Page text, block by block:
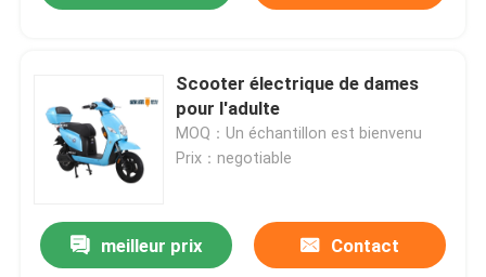
Maison
Scooter électrique de dames
pour l'adulte
MOQ：Un échantillon est bienvenu
Prix：negotiable
meilleur prix Contact